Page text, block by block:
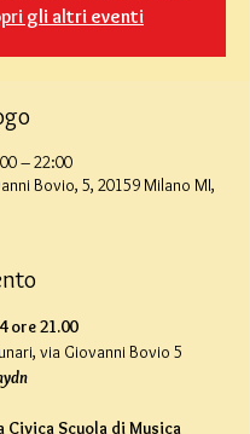
gli altri eventi
– 22:00
Bovio, 5, 20159 Milano MI,
ore 21.00
via Giovanni Bovio 5
Scuola di Musica